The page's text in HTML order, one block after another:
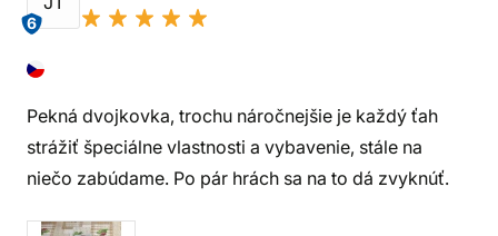
6
Pekná dvojkovka, trochu náročnejšie je každý ťah
strážiť špeciálne vlastnosti a vybavenie, stále na
niečo zabúdame. Po pár hrách sa na to dá zvyknúť.